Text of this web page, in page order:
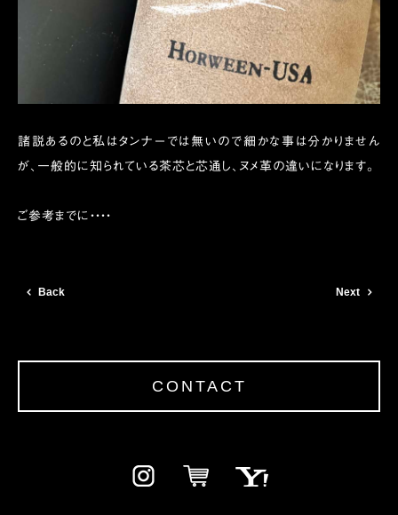
諸説あるのと私はタンナーでは無いので細かな事は分かりません
が、一般的に知られている茶芯と芯通し、ヌメ革の違いになります。
ご参考までに・・・・
Back Next
CONTACT